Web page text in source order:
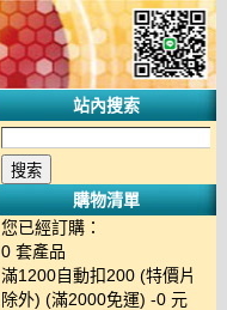
站內搜索
購物清單
您已經訂購：
0 套產品
滿1200自動扣200 (特價片
除外) (滿2000免運) -0 元